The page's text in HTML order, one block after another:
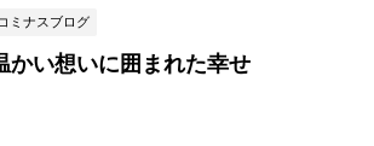
コミナスブログ
かい想いに囲まれた幸せ